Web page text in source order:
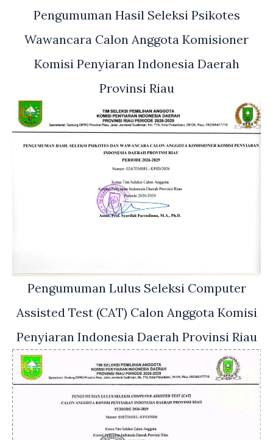
Pengumuman Hasil Seleksi Psikotes
Wawancara Calon Anggota Komisioner
Komisi Penyiaran Indonesia Daerah
Provinsi Riau
Pengumuman Lulus Seleksi Computer
Assisted Test (CAT) Calon Anggota Komisi
Penyiaran Indonesia Daerah Provinsi Riau